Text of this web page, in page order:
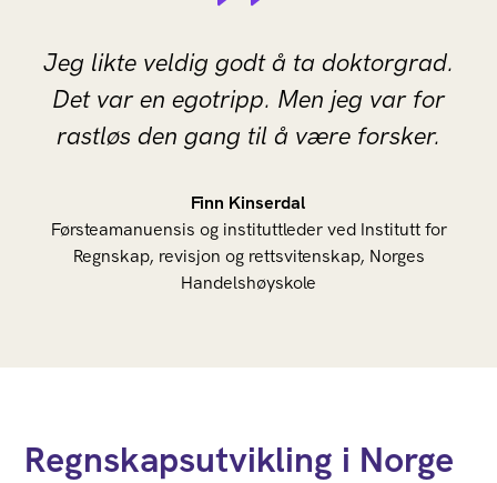
Jeg likte veldig godt å ta doktorgrad.
Det var en egotripp. Men jeg var for
rastløs den gang til å være forsker.
Finn Kinserdal
Førsteamanuensis og instituttleder ved Institutt for
Regnskap, revisjon og rettsvitenskap, Norges
Handelshøyskole
Regnskapsutvikling i Norge